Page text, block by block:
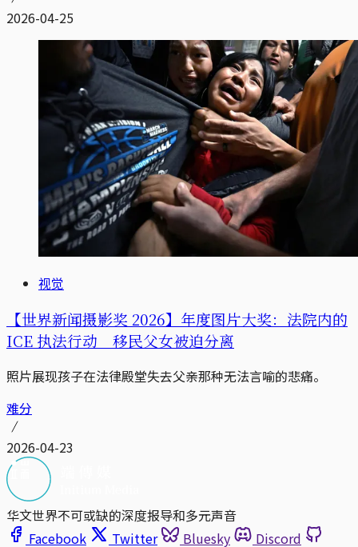
2026-04-25
视觉
【世界新闻摄影奖 2026】年度图片大奖：法院内的
ICE 执法行动 移民父女被迫分离
照片展现孩子​​在法律殿堂失去父亲那种无法言喻的悲痛。
难分
2026-04-23
华文世界不可或缺的深度报导和多元声音
Facebook
Twitter Bluesky
Discord